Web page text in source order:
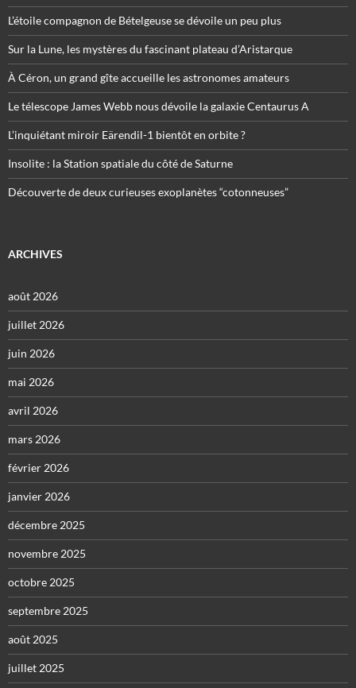
L’étoile compagnon de Bételgeuse se dévoile un peu plus
Sur la Lune, les mystères du fascinant plateau d’Aristarque
À Céron, un grand gîte accueille les astronomes amateurs
Le télescope James Webb nous dévoile la galaxie Centaurus A
L’inquiétant miroir Eärendil-1 bientôt en orbite ?
Insolite : la Station spatiale du côté de Saturne
Découverte de deux curieuses exoplanètes “cotonneuses”
ARCHIVES
août 2026
juillet 2026
juin 2026
mai 2026
avril 2026
mars 2026
février 2026
janvier 2026
décembre 2025
novembre 2025
octobre 2025
septembre 2025
août 2025
juillet 2025